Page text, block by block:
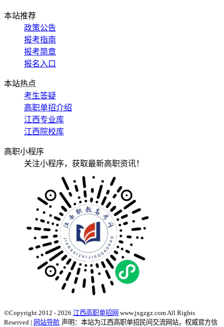
本站推荐
政策公告
报考指南
报考简章
报名入口
本站热点
考生答疑
高职单招介绍
江西专业库
江西院校库
高职小程序
关注小程序，获取最新高职资讯！
©Copyright 2012 - 2026 江西高职单招网 www.jxgzgz.com All Rights
Reserved | 网站导航 声明：本站为江西高职单招民间交流网站，权威官方信